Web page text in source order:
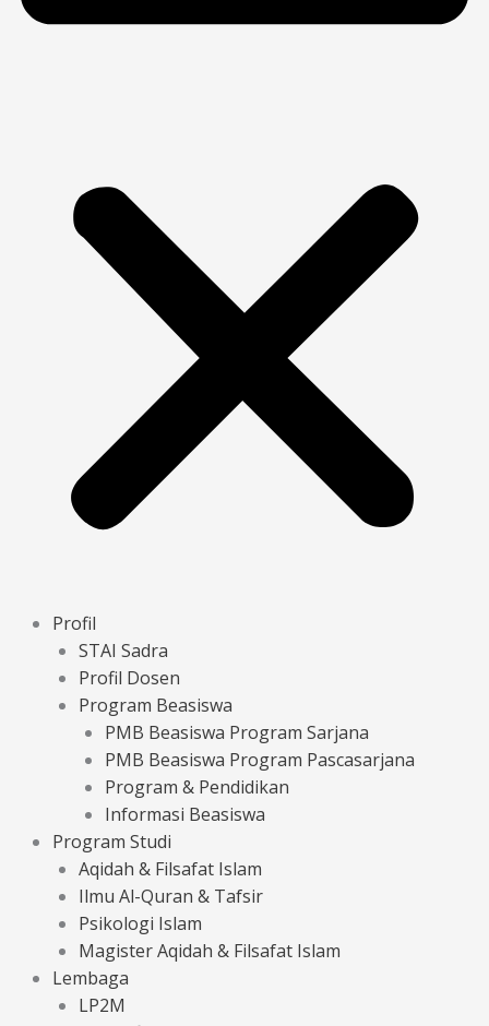
Profil
STAI Sadra
Profil Dosen
Program Beasiswa
PMB Beasiswa Program Sarjana
PMB Beasiswa Program Pascasarjana
Program & Pendidikan
Informasi Beasiswa
Program Studi
Aqidah & Filsafat Islam
Ilmu Al-Quran & Tafsir
Psikologi Islam
Magister Aqidah & Filsafat Islam
Lembaga
LP2M